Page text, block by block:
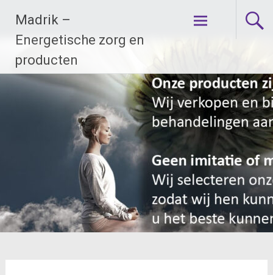
naarMadrik –
Energetische zorg en
producten